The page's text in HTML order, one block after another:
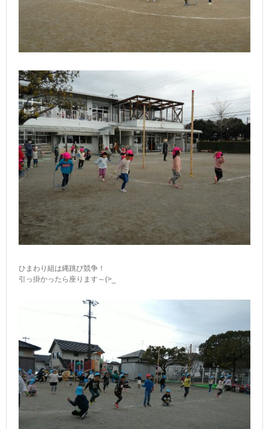
ひまわり組は縄跳び競争！
引っ掛かったら座ります～(>_